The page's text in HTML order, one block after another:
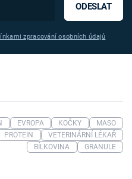
ODESLAT
zpracování osobních údajů
EVROPA KOČKY
MASO
PROTEIN
VETERINÁRNÍ LÉKAŘ
BÍLKOVINA
GRANULE